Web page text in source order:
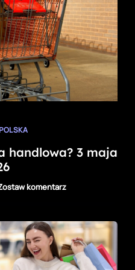
handlowa? 3 maja
komentarz